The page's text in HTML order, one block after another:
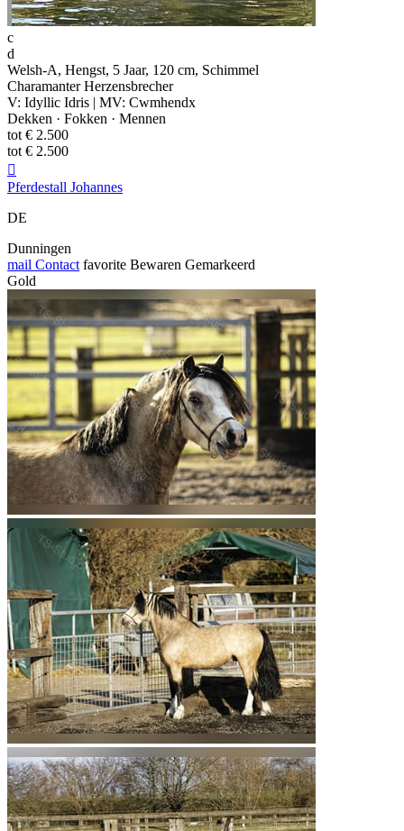
c
d
Welsh-A, Hengst, 5 Jaar, 120 cm, Schimmel
Charamanter Herzensbrecher
V: Idyllic Idris | MV: Cwmhendx
Dekken · Fokken · Mennen
tot € 2.500
tot € 2.500

Pferdestall Johannes
DE
Dunningen
mail Contact favorite Bewaren Gemarkeerd
Gold